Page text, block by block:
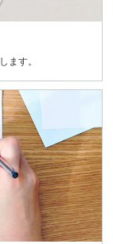
ます。